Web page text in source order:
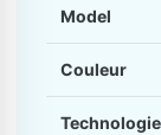
Model
Couleur